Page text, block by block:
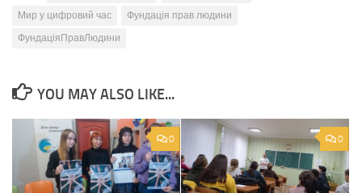
Мир у цифровий час
Фундація прав людини
ФундаціяПравЛюдини
YOU MAY ALSO LIKE...
0 0